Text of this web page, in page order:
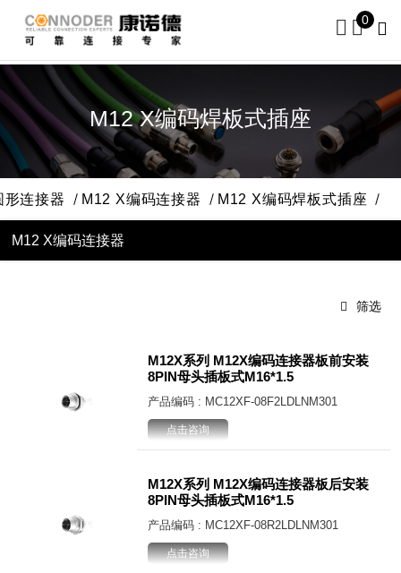
0
M12 X编码焊板式插座
连接器 M12 X编码连接器 M12 X编码焊板式插座
M12 X编码连接器
筛选
M12X系列 M12X编码连接器板前安装
8PIN母头插板式M16*1.5
产品编码 : MC12XF-08F2LDLNM301
点击咨询
M12X系列 M12X编码连接器板后安装
8PIN母头插板式M16*1.5
产品编码 : MC12XF-08R2LDLNM301
点击咨询